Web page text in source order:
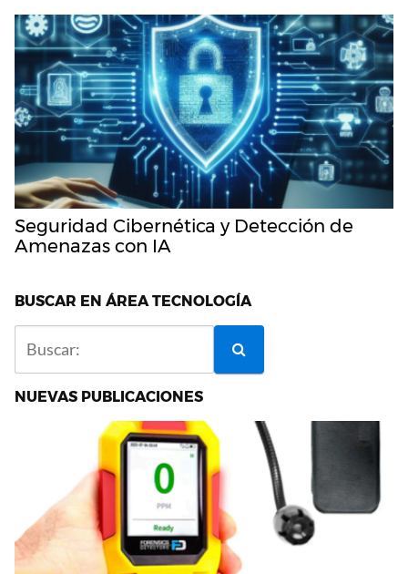
Seguridad Cibernética y Detección de
Amenazas con IA
BUSCAR EN ÁREA TECNOLOGÍA
NUEVAS PUBLICACIONES